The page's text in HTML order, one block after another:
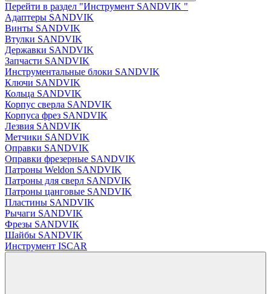
Перейти в раздел "Инструмент SANDVIK "
Адаптеры SANDVIK
Винты SANDVIK
Втулки SANDVIK
Державки SANDVIK
Запчасти SANDVIK
Инструментальные блоки SANDVIK
Ключи SANDVIK
Кольца SANDVIK
Корпус сверла SANDVIK
Корпуса фрез SANDVIK
Лезвия SANDVIK
Метчики SANDVIK
Оправки SANDVIK
Оправки фрезерные SANDVIK
Патроны Weldon SANDVIK
Патроны для сверл SANDVIK
Патроны цанговые SANDVIK
Пластины SANDVIK
Рычаги SANDVIK
Фрезы SANDVIK
Шайбы SANDVIK
Инструмент ISCAR